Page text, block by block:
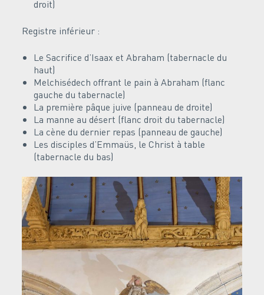
droit)
Registre inférieur :
Le Sacrifice d’Isaax et Abraham (tabernacle du
haut)
Melchisédech offrant le pain à Abraham (flanc
gauche du tabernacle)
La première pâque juive (panneau de droite)
La manne au désert (flanc droit du tabernacle)
La cène du dernier repas (panneau de gauche)
Les disciples d’Emmaüs, le Christ à table
(tabernacle du bas)